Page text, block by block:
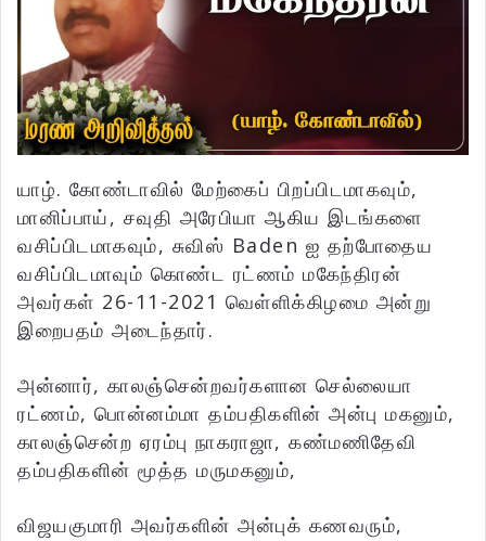
யாழ். கோண்டாவில் மேற்கைப் பிறப்பிடமாகவும்,
மானிப்பாய், சவுதி அரேபியா ஆகிய இடங்களை
வசிப்பிடமாகவும், சுவிஸ் Baden ஐ தற்போதைய
வசிப்பிடமாவும் கொண்ட ரட்ணம் மகேந்திரன்
அவர்கள் 26-11-2021 வெள்ளிக்கிழமை அன்று
இறைபதம் அடைந்தார்.
அன்னார், காலஞ்சென்றவர்களான செல்லையா
ரட்ணம், பொன்னம்மா தம்பதிகளின் அன்பு மகனும்,
காலஞ்சென்ற ஏரம்பு நாகராஜா, கண்மணிதேவி
தம்பதிகளின் மூத்த மருமகனும்,
விஜயகுமாரி அவர்களின் அன்புக் கணவரும்,